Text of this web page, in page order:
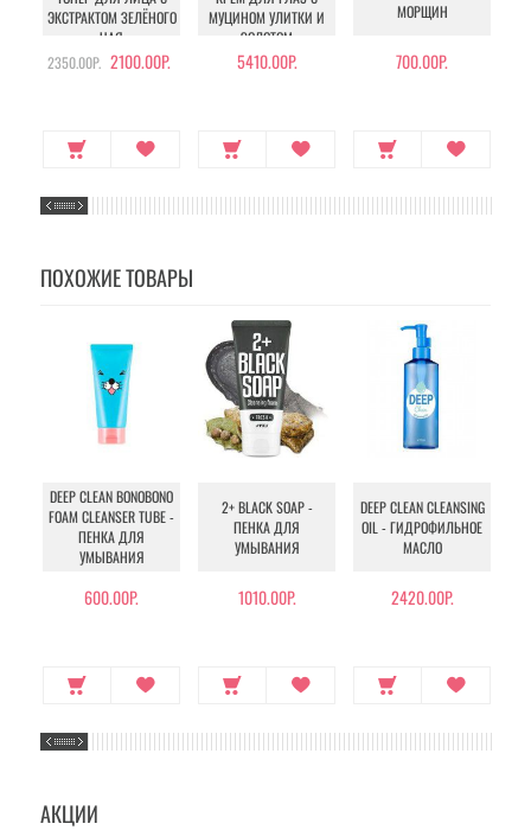
ЭКСТРАКТОМ ЗЕЛЁНОГО
ЧАЯ
2350.00Р. 2100.00Р.
МУЦИНОМ УЛИТКИ И
ЗОЛОТОМ
5410.00Р.
МОРЩИН
700.00Р.
ПОХОЖИЕ ТОВАРЫ
DEEP CLEAN BONOBONO
FOAM CLEANSER TUBE -
ПЕНКА ДЛЯ
УМЫВАНИЯ
600.00Р.
2+ BLACK SOAP -
ПЕНКА ДЛЯ
УМЫВАНИЯ
1010.00Р.
DEEP CLEAN CLEANSING
OIL - ГИДРОФИЛЬНОЕ
МАСЛО
2420.00Р.
АКЦИИ